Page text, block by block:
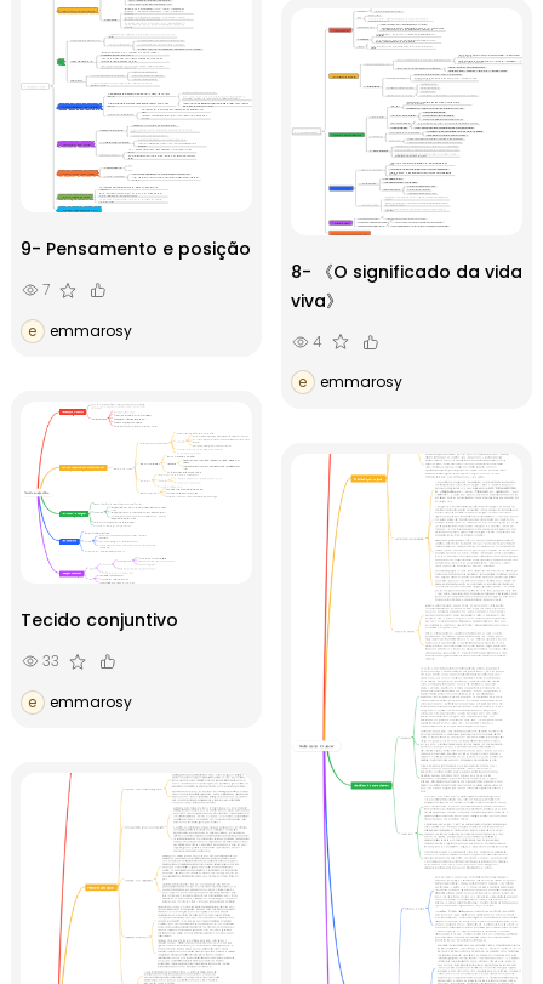
9- Pensamento e posição
7
e
emmarosy
8- 《O significado da vida
viva》
4
e
emmarosy
Tecido conjuntivo
33
e
emmarosy